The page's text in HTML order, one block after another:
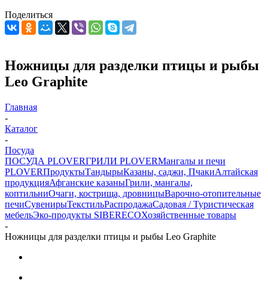
Поделиться
Ножницы для разделки птицы и рыбы
Leo Graphite
Главная
-
Каталог
-
Посуда
ПОСУДА PLOVERГРИЛИ PLOVERМангалы и печи
PLOVERПродуктыТандырыКазаны, саджи, ПчакиАлтайская
продукцияАфганские казаныГрили, мангалы,
коптильниОчаги, кострища, дровницыВарочно-отопительные
печиСувенирыТекстильРаспродажаСадовая / Туристическая
мебельЭко-продукты SIBERECOХозяйственные товары
-
Ножницы для разделки птицы и рыбы Leo Graphite